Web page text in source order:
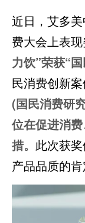
近日，艾多
费大会上表
力饮”荣获“
民消费创新
(国民消费研
位在促进消
措。 此次获
产品品质的肯